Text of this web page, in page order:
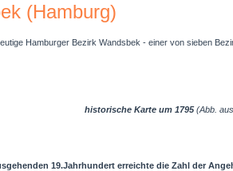
(Hamburg)
Hamburger Bezirk Wandsbek - einer von sieben
historische Karte um 1795(Abb.
19.Jahrhundert erreichte die Zahl der